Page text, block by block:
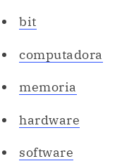
bit
computadora
memoria
hardware
software